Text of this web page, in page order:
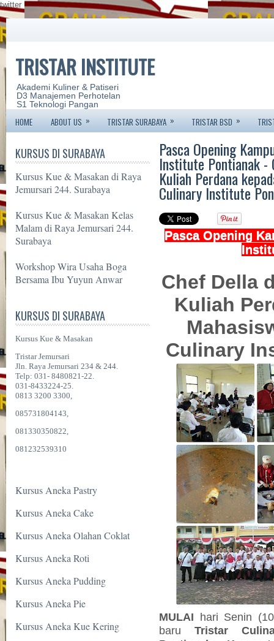
twitter
TRISTAR INSTITUTE
Akademi Kuliner & Patiseri
D3 Manajemen Perhotelan
S1 Teknologi Pangan
HOME ABOUT US » TRISTAR SURABAYA » TRISTAR BSD »
KURSUS DI SURABAYA
Kursus Kue & Masakan di Raya
Jemursari 244. Surabaya
Kursus Kue & Masakan Kelas
Malam di Raya Jemursari 244.
Surabaya
Workshop Wira Usaha Boga
Bersama Ibu Yuyun Anwar
KURSUS DI SURABAYA
Kursus Kue & Masakan
Tristar Jemursari
Jln. Raya Jemursari 234 & 244.
Telp: 031- 8480821-22.
031-8433224-25.
0813 3200 3300,
085731804143,
081330350822,
081232539310
Kursus Aneka Pastry
Kursus Aneka Cake
Kursus Aneka Olahan Coklat
Kursus Aneka Roti
Kursus Aneka Pudding
Kursus Aneka Pie
Kursus Aneka Kue Kering
Pasca Opening
Institute Pontianak -
Kuliah Perdana
Culinary Institute
Pasca Opening
Chef Della
Kuliah
Culinary
MULAI hari Senin
baru Tristar